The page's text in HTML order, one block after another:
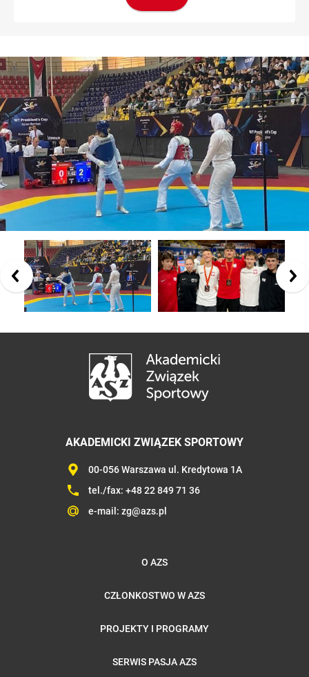
AKADEMICKI ZWIĄZEK SPORTOWY
00-056 Warszawa ul. Kredytowa 1A
tel./fax: +48 22 849 71 36
e-mail: zg@azs.pl
O AZS
CZŁONKOSTWO W AZS
PROJEKTY I PROGRAMY
SERWIS PASJA AZS